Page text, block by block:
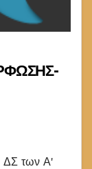
ΔΣ των Α'